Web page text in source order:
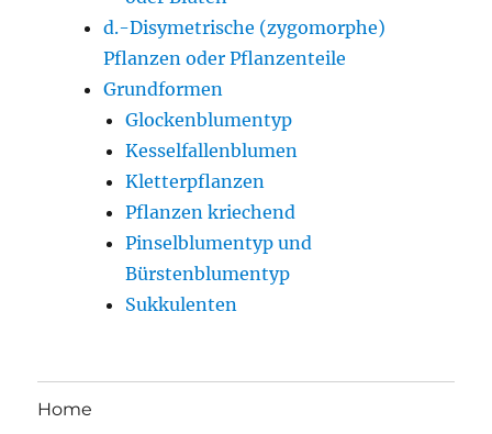
d.-Disymetrische (zygomorphe)
Pflanzen oder Pflanzenteile
Grundformen
Glockenblumentyp
Kesselfallenblumen
Kletterpflanzen
Pflanzen kriechend
Pinselblumentyp und
Bürstenblumentyp
Sukkulenten
Home